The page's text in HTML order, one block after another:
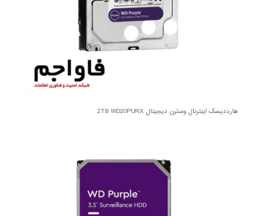
هارددیسک اینترنال وسترن دیجیتال 2TB WD20PURX